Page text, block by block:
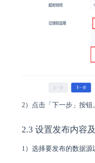
2）点击「下一步」按钮
2.3 设置发布内容
1）选择要发布的数据